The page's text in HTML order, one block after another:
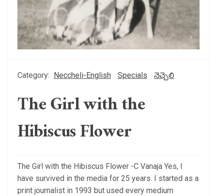
Category: Neccheli-English Specials నెచ్చెలి
The Girl with the
Hibiscus Flower
The Girl with the Hibiscus Flower -C Vanaja Yes, I
have survived in the media for 25 years. I started as a
print journalist in 1993 but used every medium